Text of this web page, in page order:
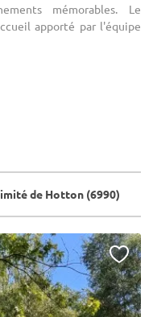
mémorables. Le
apporté par l'équipe
de Hotton (6990)